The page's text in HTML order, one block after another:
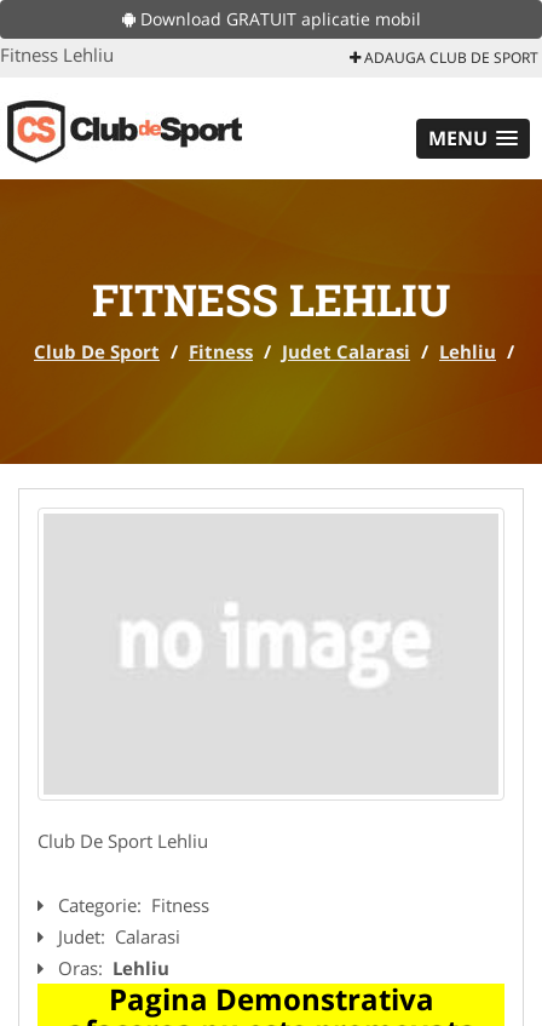
Download GRATUIT aplicatie mobil
Fitness Lehliu ADAUGA CLUB DE SPORT
MENU
FITNESS LEHLIU
Club De Sport / Fitness / Judet Calarasi / Lehliu /
Club De Sport Lehliu
Categorie: Fitness
Judet: Calarasi
Oras: Lehliu
Pagina Demonstrativa